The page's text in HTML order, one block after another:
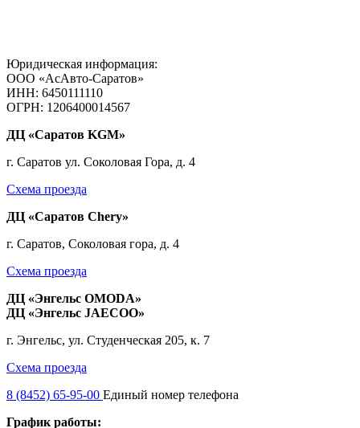
Юридическая информация:
ООО «АсАвто-Саратов»
ИНН: 6450111110
ОГРН: 1206400014567
ДЦ «Саратов KGM»
г. Саратов ул. Соколовая Гора, д. 4
Схема проезда
ДЦ «Саратов Chery»
г. Саратов, Соколовая гора, д. 4
Схема проезда
ДЦ «Энгельс OMODA»
ДЦ «Энгельс JAECOO»
г. Энгельс, ул. Студенческая 205, к. 7
Схема проезда
8 (8452) 65-95-00 Единый номер телефона
График работы: